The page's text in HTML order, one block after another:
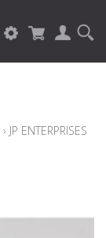
› JP ENTERPRISES